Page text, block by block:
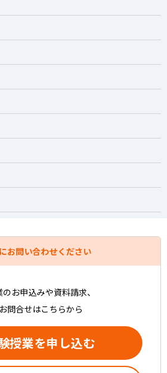
お問い合わせください
お申込みや資料請求、
問合せはこちらから
授業を申し込む